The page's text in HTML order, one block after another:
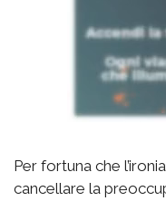
Per fortuna che
cancellare la